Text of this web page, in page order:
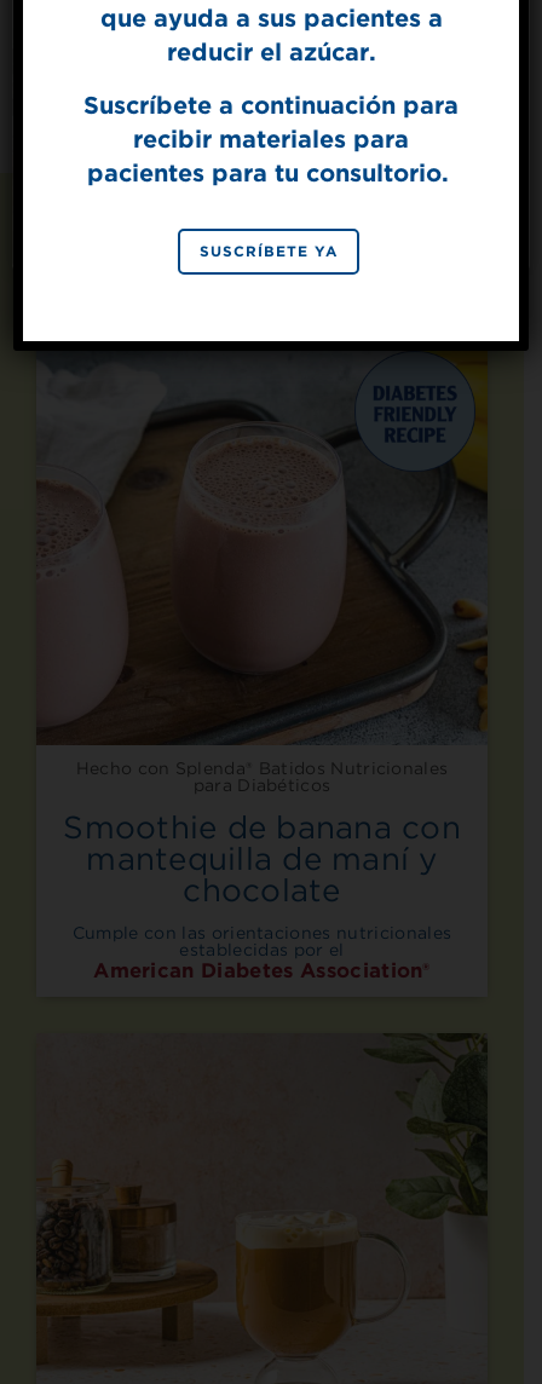
Recetas que también
Hecho con Splenda® Batidos Nutricionales
para Diabéticos
Smoothie de banana con
mantequilla de maní y
chocolate
Cumple con las orientaciones nutricionales
establecidas por el
American Diabetes Association®
que ayuda a sus pacientes a
reducir el azúcar.
Suscríbete a continuación para
recibir materiales para
pacientes para tu consultorio.
SUSCRÍBETE YA
Get mouth-watering recipes from the
SIGN UP